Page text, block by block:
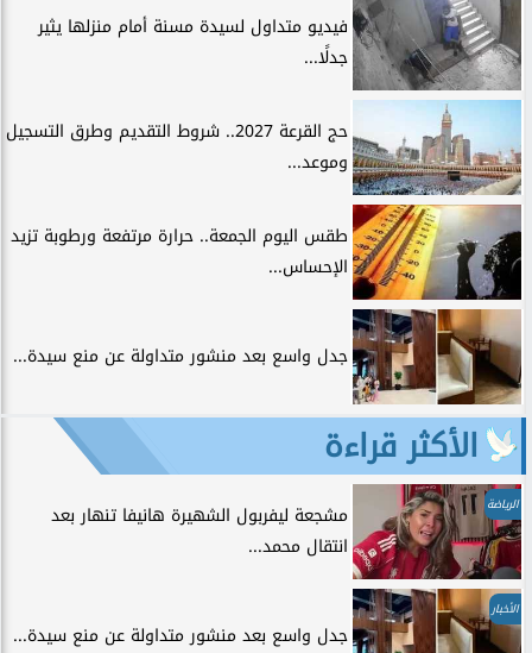
فيديو متداول لسيدة مسنة أمام منزلها يثير
جدلًا...
حج القرعة 2027.. شروط التقديم وطرق التسجيل
وموعد...
طقس اليوم الجمعة.. حرارة مرتفعة ورطوبة تزيد
الإحساس...
جدل واسع بعد منشور متداولة عن منع سيدة...
الأكثر قراءة
الرياضة
مشجعة ليفربول الشهيرة هانيفا تنهار بعد
انتقال محمد...
الأخبار
جدل واسع بعد منشور متداولة عن منع سيدة...